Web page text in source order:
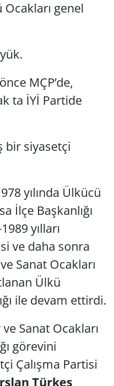
Ocakları genel
MÇP’de,
ta İYİ Partide
bir siyasetçi
yılında Ülkücü
İlçe Başkanlığı
yılları
ve daha sonra
Sanat Ocakları
Ülkü
ile devam ettirdi.
Sanat Ocakları
görevini
Çalışma Partisi
Türkeş